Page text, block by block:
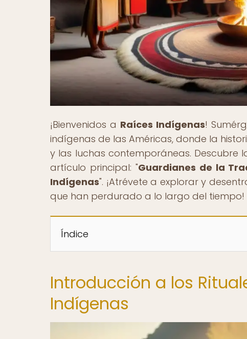
¡Bienvenidos a Raíces Indígenas!
indígenas de las Américas, donde la
y las luchas contemporáneas. Descubre
artículo principal: "Guardianes de la
Indígenas". ¡Atrévete a explorar y
que han perdurado a lo largo del tiempo!
Índice
Introducción a los
Indígenas